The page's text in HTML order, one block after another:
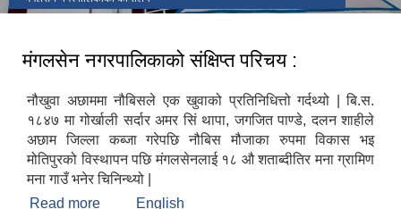
मंगलसेन नगरपालिकाको संक्षिप्त परिचय :
नौखुवा अछाममा नौबिसले एक खुवाको प्रतिनिधित्तो गर्दथ्यो | बि.स.
१८४७ मा गोर्खाली सर्दार अमर सिं थापा, जगजित पाण्डे, दलन शाहीले
अछाम जिल्ला कब्जा गरेपछि नौबिस मौजाका रुपमा विकास भइ
मोतिपुरको विस्थापन पछि मंगलसेनलाई १८ औ शताब्दीतिर मना ग्रामिण
मना गाउँ भनेर चिनिन्थ्यो |
Read more about मंगलसेन नगरपालिकाको संक्षिप्त परिचय :
English